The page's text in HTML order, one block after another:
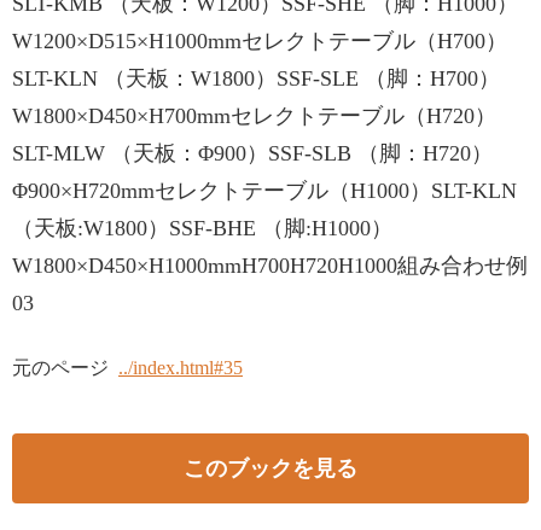
W1200×D515×H1000mmセレクトテーブル（H700）
SLT-KLN （天板：W1800）SSF-SLE （脚：H700）
W1800×D450×H700mmセレクトテーブル（H720）
SLT-MLW （天板：Φ900）SSF-SLB （脚：H720）
Φ900×H720mmセレクトテーブル（H1000）SLT-KLN
（天板:W1800）SSF-BHE （脚:H1000）
W1800×D450×H1000mmH700H720H1000組み合わせ例
03
元のページ ../index.html#35
このブックを見る